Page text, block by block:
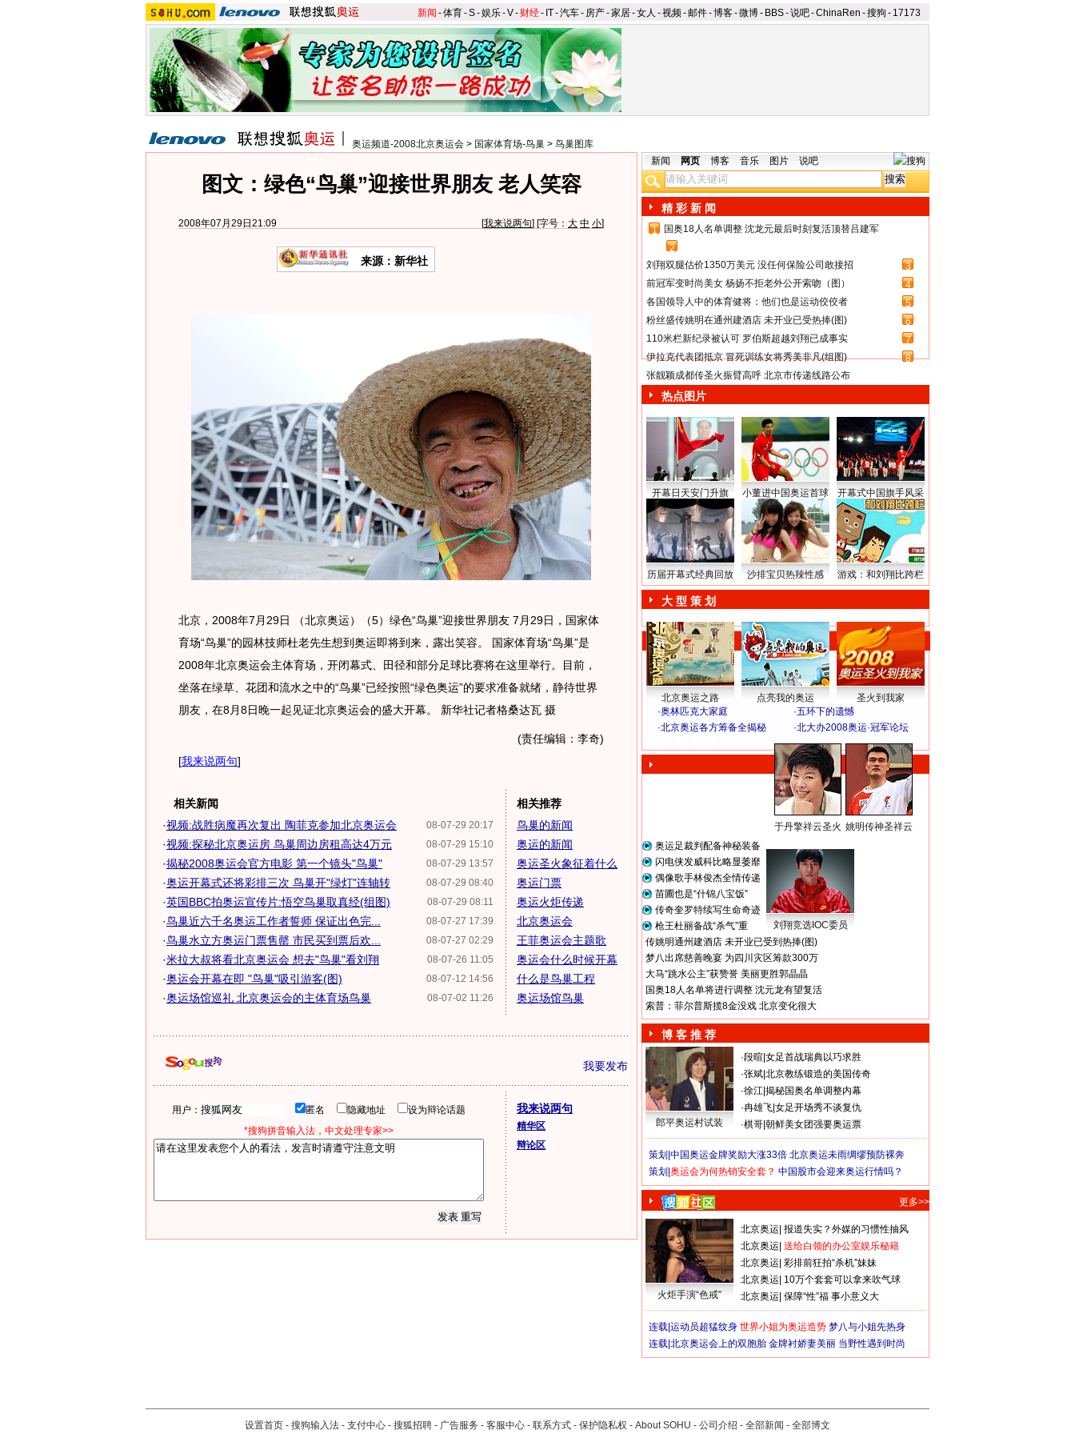
新闻 -体育-S-娱乐-V- 财经- IT-汽车- 房产-家居-女人 -视频-邮件-博客-微博- BBS-说吧-ChinaRen -搜狗 - 17173
奥运频道-2008北京奥运会 > 国家体育场-鸟巢 > 鸟巢图库
图文：绿色“鸟巢”迎接世界朋友 老人笑容
2008年07月29日21:09 [我来说两句] [字号： 大 中 小]
来源：新华社
北京，2008年7月29日 （北京奥运）（5）绿色“鸟巢”迎接世界朋友 7月29日，国家体
育场“鸟巢”的园林技师杜老先生想到奥运即将到来，露出笑容。 国家体育场“鸟巢”是
2008年北京奥运会主体育场，开闭幕式、田径和部分足球比赛将在这里举行。目前，
坐落在绿草、花团和流水之中的“鸟巢”已经按照“绿色奥运”的要求准备就绪，静待世界
朋友，在8月8日晚一起见证北京奥运会的盛大开幕。
新华社记者格桑达瓦 摄
(责任编辑：李奇)
[我来说两句]
相关新闻
08-07-29 20:17
·视频:战胜病魔再次复出 陶菲克参加北京奥运会
08-07-29 15:10
·视频:探秘北京奥运房 鸟巢周边房租高达4万元
08-07-29 13:57
·揭秘2008奥运会官方电影 第一个镜头"鸟巢"
08-07-29 08:40
·奥运开幕式还将彩排三次 鸟巢开"绿灯"连轴转
08-07-29 08:11
·英国BBC拍奥运宣传片:悟空鸟巢取真经(组图)
08-07-27 17:39
·鸟巢近六千名奥运工作者誓师 保证出色完...
08-07-27 02:29
·鸟巢水立方奥运门票售罄 市民买到票后欢...
08-07-26 11:05
·米拉大叔将看北京奥运会 想去"鸟巢"看刘翔
08-07-12 14:56
·奥运会开幕在即 "鸟巢"吸引游客(图)
08-07-02 11:26
·奥运场馆巡礼 北京奥运会的主体育场鸟巢
相关推荐
鸟巢的新闻
奥运的新闻
奥运圣火象征着什么
奥运门票
奥运火炬传递
北京奥运会
王菲奥运会主题歌
奥运会什么时候开幕
什么是鸟巢工程
奥运场馆鸟巢
我要发布
用户： 匿名 隐藏地址
设为辩论话题
*搜狗拼音输入法，中文处理专家>>
我来说两句
精华区
辩论区
新闻 网页 博客 音乐 图片 说吧
精 彩 新 闻
1
国奥18人名单调整 沈龙元最后时刻复活顶替吕建军
2
刘翔双腿估价1350万美元 没任何保险公司敢接招
3
前冠军变时尚美女 杨扬不拒老外公开索吻（图）
4
各国领导人中的体育健将：他们也是运动佼佼者
5
粉丝盛传姚明在通州建酒店 未开业已受热捧(图)
6
110米栏新纪录被认可 罗伯斯超越刘翔已成事实
7
伊拉克代表团抵京 冒死训练女将秀美非凡(组图)
8
张靓颖成都传圣火振臂高呼 北京市传递线路公布
热点图片
开幕日天安门升旗 小董进中国奥运首球 开幕式中国旗手风采
历届开幕式经典回放 沙排宝贝热辣性感 游戏：和刘翔比跨栏
大 型 策 划
北京奥运之路 点亮我的奥运
圣火到我家
·奥林匹克大家庭 ·五环下的遗憾
·北京奥运各方筹备全揭秘 ·北大办2008奥运·冠军论坛
于丹擎祥云圣火 姚明传神圣祥云
奥运足裁判配备神秘装备
闪电侠发威科比略显萎靡
偶像歌手林俊杰全情传递
苗圃也是“什锦八宝饭”
传奇奎罗特续写生命奇迹
枪王杜丽备战“杀气”重
刘翔竞选IOC委员
传姚明通州建酒店 未开业已受到热捧(图)
梦八出席慈善晚宴 为四川灾区筹款300万
大马“跳水公主”获赞誉 美丽更胜郭晶晶
国奥18人名单将进行调整 沈元龙有望复活
索普：菲尔普斯揽8金没戏 北京变化很大
博 客 推 荐
郎平奥运村试装
·段暄 女足首战瑞典以巧求胜
·张斌 北京教练锻造的美国传奇
·徐江 揭秘国奥名单调整内幕
·冉雄飞 女足开场秀不谈复仇
·棋哥 朝鲜美女团强要奥运票
策划| 中国奥运金牌奖励大涨33倍 北京奥运未雨绸缪预防裸奔
策划| 奥运会为何热销安全套？ 中国股市会迎来奥运行情吗？
更多>>
火炬手演“色戒”
北京奥运 报道失实？外媒的习惯性抽风
北京奥运 送给白领的办公室娱乐秘籍
北京奥运 彩排前狂拍“杀机”妹妹
北京奥运 10万个套套可以拿来吹气球
北京奥运 保障“性”福 事小意义大
连载| 运动员超猛纹身 世界小姐为奥运造势 梦八与小姐先热身
连载| 北京奥运会上的双胞胎 金牌衬娇妻美丽 当野性遇到时尚
设置首页 - 搜狗输入法 - 支付中心 - 搜狐招聘 - 广告服务 - 客服中心 - 联系方式 - 保护隐私权 - About SOHU - 公司介绍 - 全部新闻 - 全部博文